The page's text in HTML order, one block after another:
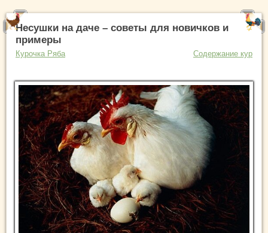
Несушки на даче – советы для новичков и
примеры
Курочка Ряба Содержание кур